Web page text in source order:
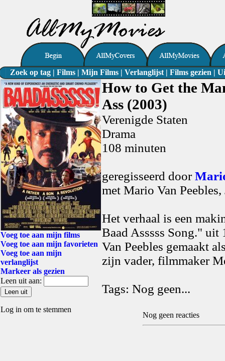
Zoek op tag | Films | Mijn Films | Verlanglijst | Films gezien |
Voeg toe aan mijn films
Voeg toe aan mijn favorieten
Voeg toe aan mijn
verlanglijst
Markeer als gezien
Leen uit aan:
Log in om te stemmen
How to Get the
Ass (2003)
Verenigde Staten
Drama
108 minuten
geregisseerd door
met Mario Van
Het verhaal is een
Baad Asssss Song."
Van Peebles gemaakt
zijn vader, filmmaker
Tags: Nog geen...
Nog geen reacties